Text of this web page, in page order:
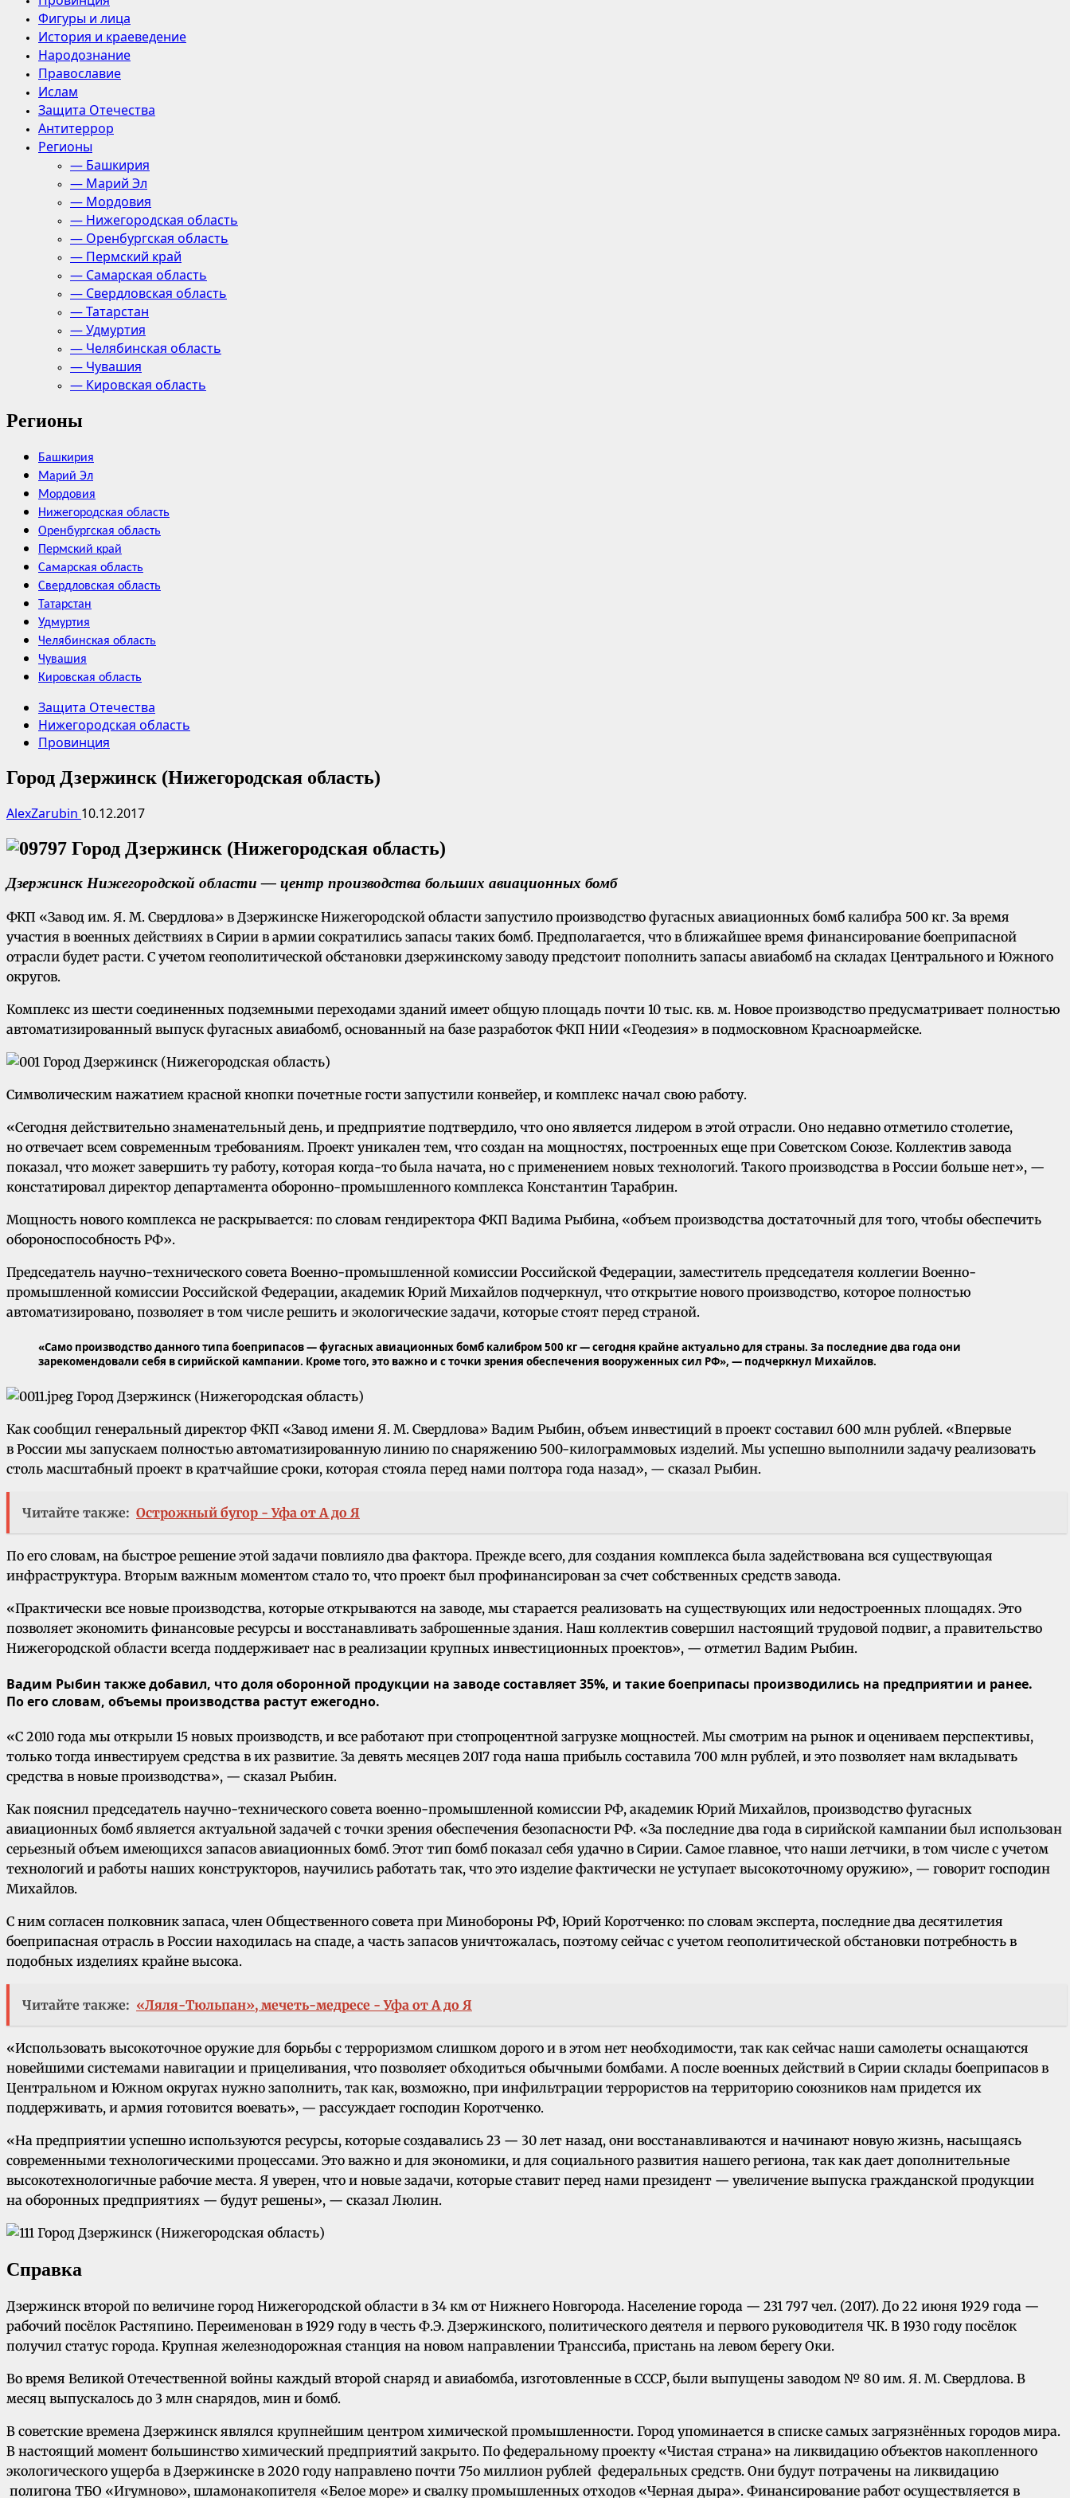
Фигуры и лица
История и краеведение
Народознание
Православие
Ислам
Защита Отечества
Антитеррор
Регионы
— Башкирия
— Марий Эл
— Мордовия
— Нижегородская область
— Оренбургская область
— Пермский край
— Самарская область
— Свердловская область
— Татарстан
— Удмуртия
— Челябинская область
— Чувашия
— Кировская область
Регионы
Башкирия
Марий Эл
Мордовия
Нижегородская область
Оренбургская область
Пермский край
Самарская область
Свердловская область
Татарстан
Удмуртия
Челябинская область
Чувашия
Кировская область
Защита Отечества
Нижегородская область
Провинция
Город Дзержинск (Нижегородская область)
AlexZarubin 10.12.2017
Дзержинск Нижегородской области— центр производства больших авиационных бомб
ФКП «Завод им. Я. М. Свердлова» в Дзержинске Нижегородской области запустило производство фугасных авиационных бомб калибра 500 кг. За время
участия в военных действиях в Сирии в армии сократились запасы таких бомб. Предполагается, что в ближайшее время финансирование боеприпасной
отрасли будет расти. С учетом геополитической обстановки дзержинскому заводу предстоит пополнить запасы авиабомб на складах Центрального и Южного
округов.
Комплекс из шести соединенных подземными переходами зданий имеет общую площадь почти 10 тыс. кв. м. Новое производство предусматривает полностью
автоматизированный выпуск фугасных авиабомб, основанный на базе разработок ФКП НИИ «Геодезия» в подмосковном Красноармейске.
Символическим нажатием красной кнопки почетные гости запустили конвейер, и комплекс начал свою работу.
«Сегодня действительно знаменательный день, и предприятие подтвердило, что оно является лидером в этой отрасли. Оно недавно отметило столетие,
но отвечает всем современным требованиям. Проект уникален тем, что создан на мощностях, построенных еще при Советском Союзе. Коллектив завода
показал, что может завершить ту работу, которая когда-то была начата, но с применением новых технологий. Такого производства в России больше нет», —
констатировал директор департамента оборонно-промышленного комплекса Константин Тарабрин.
Мощность нового комплекса не раскрывается: по словам гендиректора ФКП Вадима Рыбина, «объем производства достаточный для того, чтобы обеспечить
обороноспособность РФ».
Председатель научно-технического совета Военно-промышленной комиссии Российской Федерации, заместитель председателя коллегии Военно-
промышленной комиссии Российской Федерации, академик Юрий Михайлов подчеркнул, что открытие нового производство, которое полностью
автоматизировано, позволяет в том числе решить и экологические задачи, которые стоят перед страной.
«Само производство данного типа боеприпасов — фугасных авиационных бомб калибром 500 кг — сегодня крайне актуально для страны. За последние два года они
зарекомендовали себя в сирийской кампании. Кроме того, это важно и с точки зрения обеспечения вооруженных сил РФ», — подчеркнул Михайлов.
Как сообщил генеральный директор ФКП «Завод имени Я. М. Свердлова» Вадим Рыбин, объем инвестиций в проект составил 600 млн рублей. «Впервые
в России мы запускаем полностью автоматизированную линию по снаряжению 500-килограммовых изделий. Мы успешно выполнили задачу реализовать
столь масштабный проект в кратчайшие сроки, которая стояла перед нами полтора года назад», — сказал Рыбин.
Читайте также: Острожный бугор - Уфа от А до Я
По его словам, на быстрое решение этой задачи повлияло два фактора. Прежде всего, для создания комплекса была задействована вся существующая
инфраструктура. Вторым важным моментом стало то, что проект был профинансирован за счет собственных средств завода.
«Практически все новые производства, которые открываются на заводе, мы старается реализовать на существующих или недостроенных площадях. Это
позволяет экономить финансовые ресурсы и восстанавливать заброшенные здания. Наш коллектив совершил настоящий трудовой подвиг, а правительство
Нижегородской области всегда поддерживает нас в реализации крупных инвестиционных проектов», — отметил Вадим Рыбин.
Вадим Рыбин также добавил, что доля оборонной продукции на заводе составляет 35%, и такие боеприпасы производились на предприятии и ранее.
По его словам, объемы производства растут ежегодно.
«С 2010 года мы открыли 15 новых производств, и все работают при стопроцентной загрузке мощностей. Мы смотрим на рынок и оцениваем перспективы,
только тогда инвестируем средства в их развитие. За девять месяцев 2017 года наша прибыль составила 700 млн рублей, и это позволяет нам вкладывать
средства в новые производства», — сказал Рыбин.
Как пояснил председатель научно-технического совета военно-промышленной комиссии РФ, академик Юрий Михайлов, производство фугасных
авиационных бомб является актуальной задачей с точки зрения обеспечения безопасности РФ. «За последние два года в сирийской кампании был использован
серьезный объем имеющихся запасов авиационных бомб. Этот тип бомб показал себя удачно в Сирии. Самое главное, что наши летчики, в том числе с учетом
технологий и работы наших конструкторов, научились работать так, что это изделие фактически не уступает высокоточному оружию», — говорит господин
Михайлов.
С ним согласен полковник запаса, член Общественного совета при Минобороны РФ, Юрий Коротченко: по словам эксперта, последние два десятилетия
боеприпасная отрасль в России находилась на спаде, а часть запасов уничтожалась, поэтому сейчас с учетом геополитической обстановки потребность в
подобных изделиях крайне высока.
Читайте также: «Ляля-Тюльпан», мечеть-медресе - Уфа от А до Я
«Использовать высокоточное оружие для борьбы с терроризмом слишком дорого и в этом нет необходимости, так как сейчас наши самолеты оснащаются
новейшими системами навигации и прицеливания, что позволяет обходиться обычными бомбами. А после военных действий в Сирии склады боеприпасов в
Центральном и Южном округах нужно заполнить, так как, возможно, при инфильтрации террористов на территорию союзников нам придется их
поддерживать, и армия готовится воевать», — рассуждает господин Коротченко.
«На предприятии успешно используются ресурсы, которые создавались 23 — 30 лет назад, они восстанавливаются и начинают новую жизнь, насыщаясь
современными технологическими процессами. Это важно и для экономики, и для социального развития нашего региона, так как дает дополнительные
высокотехнологичные рабочие места. Я уверен, что и новые задачи, которые ставит перед нами президент — увеличение выпуска гражданской продукции
на оборонных предприятиях — будут решены», — сказал Люлин.
Справка
Дзержинск второй по величине город Нижегородской области в 34 км от Нижнего Новгорода. Население города — 231 797 чел. (2017). До 22 июня 1929 года —
рабочий посёлок Растяпино. Переименован в 1929 году в честь Ф.Э. Дзержинского, политического деятеля и первого руководителя ЧК. В 1930 году посёлок
получил статус города. Крупная железнодорожная станция на новом направлении Транссиба, пристань на левом берегу Оки.
Во время Великой Отечественной войны каждый второй снаряд и авиабомба, изготовленные в СССР, были выпущены заводом № 80 им. Я. М. Свердлова. В
месяц выпускалось до 3 млн снарядов, мин и бомб.
В советские времена Дзержинск являлся крупнейшим центром химической промышленности. Город упоминается в списке самых загрязнённых городов мира.
В настоящий момент большинство химический предприятий закрыто. По федеральному проекту «Чистая страна» на ликвидацию объектов накопленного
экологического ущерба в Дзержинске в 2020 году направлено почти 75о миллион рублей федеральных средств. Они будут потрачены на ликвидацию
полигона ТБО «Игумново», шламонакопителя «Белое море» и свалку промышленных отходов «Черная дыра». Финансирование работ осуществляется в